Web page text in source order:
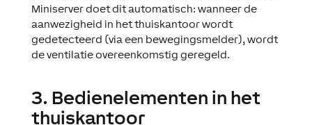
Miniserver doet dit automatisch: wanneer de
aanwezigheid in het thuiskantoor wordt
gedetecteerd (via een bewegingsmelder), wordt
de ventilatie overeenkomstig geregeld.
3. Bedienelementen in het
thuiskantoor